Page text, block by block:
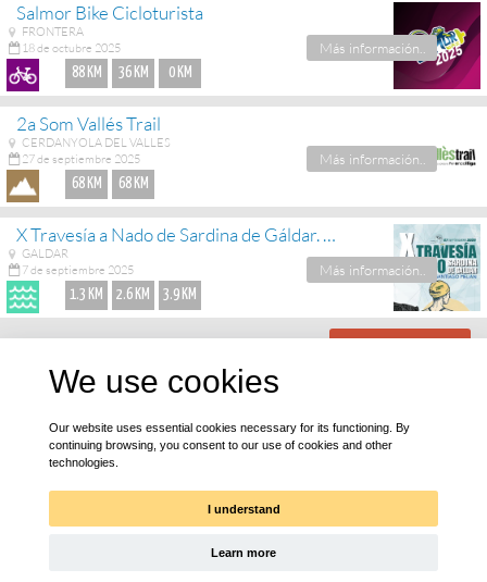
Salmor Bike Cicloturista
FRONTERA
18 de octubre 2025
88 KM
36 KM 0 KM
Más información..
2a Som Vallés Trail
CERDANYOLA DEL VALLES
27 de septiembre 2025
68 KM
68 KM
Más información..
X Travesía a Nado de Sardina de Gáldar. Memorial Félix Santiago Melián
GALDAR
7 de septiembre 2025
1.3 KM
2.6 KM 3.9 KM
Más información..
¡Bájate nuestra app!
We use cookies
Our website uses essential cookies necessary for its functioning. By
continuing browsing, you consent to our use of cookies and other
technologies.
I understand
Learn more